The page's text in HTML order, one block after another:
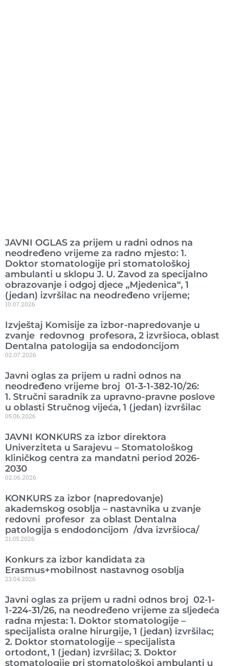
JAVNI OGLAS za prijem u radni odnos na
neodređeno vrijeme za radno mjesto: 1.
Doktor stomatologije pri stomatološkoj
ambulanti u sklopu J. U. Zavod za specijalno
obrazovanje i odgoj djece „Mjedenica“, 1
(jedan) izvršilac na neodređeno vrijeme;
10.07.2026
Izvještaj Komisije za izbor-napredovanje u
zvanje redovnog profesora, 2 izvršioca, oblast
Dentalna patologija sa endodoncijom
02.07.2026
Javni oglas za prijem u radni odnos na
neodređeno vrijeme broj 01-3-1-382-10/26:
1. Stručni saradnik za upravno-pravne poslove
u oblasti Stručnog vijeća, 1 (jedan) izvršilac
05.06.2026
JAVNI KONKURS za izbor direktora
Univerziteta u Sarajevu – Stomatološkog
kliničkog centra za mandatni period 2026-
2030
02.06.2026
KONKURS za izbor (napredovanje)
akademskog osoblja – nastavnika u zvanje
redovni profesor za oblast Dentalna
patologija s endodoncijom /dva izvršioca/
21.05.2026
Konkurs za izbor kandidata za
Erasmus+mobilnost nastavnog osoblja
23.04.2026
Javni oglas za prijem u radni odnos broj 02-1-
1-224-31/26, na neodređeno vrijeme za sljedeća
radna mjesta: 1. Doktor stomatologije –
specijalista oralne hirurgije, 1 (jedan) izvršilac;
2. Doktor stomatologije – specijalista
ortodont, 1 (jedan) izvršilac; 3. Doktor
stomatologije pri stomatološkoj ambulanti u